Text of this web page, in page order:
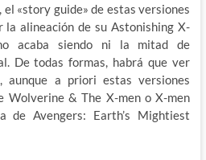
«story guide» de estas versiones
la alineación de su Astonishing X-
acaba siendo ni la mitad de
De todas formas, habrá que ver
aunque a priori estas versiones
Wolverine & The X-men o X-men
de Avengers: Earth’s Mightiest